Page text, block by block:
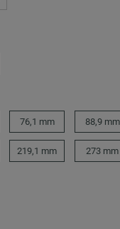
76,1 mm 88,9 mm
219,1 mm 273 mm